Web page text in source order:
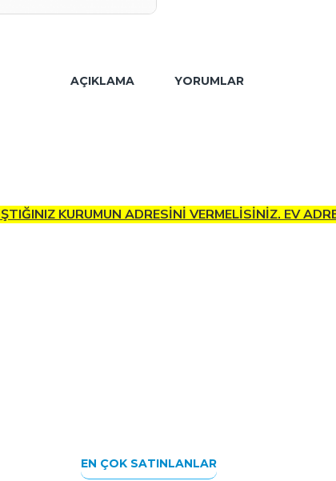
AÇIKLAMA YORUMLAR
KURUMUN ADRESİNİ VERMELİSİNİZ. EV
EN ÇOK SATINLANLAR